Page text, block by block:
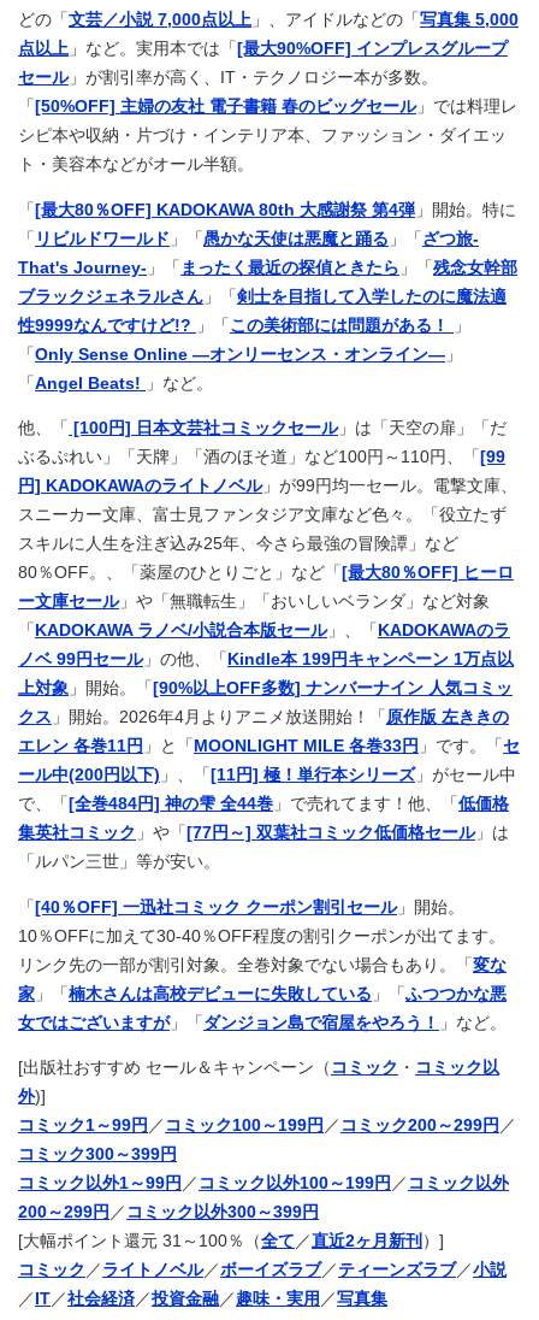
どの「 文芸／小説 7,000点以上 」、アイドルなどの「 写真集 5,000
点以上 」など。実用本では「 [最大90%OFF] インプレスグループ
セール」が割引率が高く、IT・テクノロジー本が多数。
「 [50%OFF] 主婦の友社 電子書籍 春のビッグセール」では料理レ
シピ本や収納・片づけ・インテリア本、ファッション・ダイエッ
ト・美容本などがオール半額。
「 [最大80％OFF] KADOKAWA 80th 大感謝祭 第4弾 」開始。特に
「 リビルドワールド 」「 愚かな天使は悪魔と踊る 」「 ざつ旅-
That's Journey- 」「 まったく最近の探偵ときたら 」「 残念女幹部
ブラックジェネラルさん 」「 剣士を目指して入学したのに魔法適
性9999なんですけど!?
」「 この美術部には問題がある！
」
「 Only Sense Online ―オンリーセンス・オンライン― 」
「 Angel Beats! 」など。
他、「 [100円] 日本文芸社コミックセール」は「天空の扉」「だ
ぶるぷれい」「天牌」「酒のほそ道」など100円～110円、「 [99
円] KADOKAWAのライトノベル」が99円均一セール。電撃文庫、
スニーカー文庫、富士見ファンタジア文庫など色々。「役立たず
スキルに人生を注ぎ込み25年、今さら最強の冒険譚」など
80％OFF。、「薬屋のひとりごと」など「 [最大80％OFF] ヒーロ
ー文庫セール」や「無職転生」「おいしいベランダ」など対象
「 KADOKAWA ラノベ/小説合本版セール」、「 KADOKAWAのラ
ノベ 99円セール」の他、「 Kindle本 199円キャンペーン 1万点以
上対象 」開始。「 [90%以上OFF多数] ナンバーナイン 人気コミッ
クス 」開始。2026年4月よりアニメ放送開始！「 原作版 左ききの
エレン 各巻11円 」と「 MOONLIGHT MILE 各巻33円 」です。「 セ
ール中(200円以下) 」、「 [11円] 極！単行本シリーズ」がセール中
で、「 [全巻484円] 神の雫 全44巻 」で売れてます！他、「 低価格
集英社コミック 」や「 [77円～] 双葉社コミック低価格セール」は
「ルパン三世」等が安い。
「 [40％OFF] 一迅社コミック クーポン割引セール」開始。
10％OFFに加えて30-40％OFF程度の割引クーポンが出てます。
リンク先の一部が割引対象。全巻対象でない場合もあり。「 変な
家 」「 楠木さんは高校デビューに失敗している 」「 ふつつかな悪
女ではございますが」「 ダンジョン島で宿屋をやろう！ 」など。
[出版社おすすめ セール＆キャンペーン（ コミック ・ コミック以
外)]
コミック1～99円 ／ コミック100～199円 ／ コミック200～299円 ／
コミック300～399円
コミック以外1～99円 ／ コミック以外100～199円 ／ コミック以外
200～299円 ／ コミック以外300～399円
[大幅ポイント還元 31～100％（全て ／直近2ヶ月新刊 ）]
コミック ／ ライトノベル／ボーイズラブ／ ティーンズラブ／小説
／ IT／社会経済／投資金融／ 趣味・実用 ／写真集